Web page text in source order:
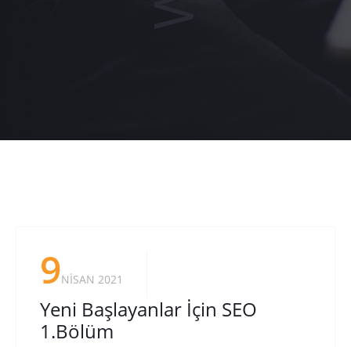
9NISAN 2021
Yeni Başlayanlar İçin SEO
1.Bölüm